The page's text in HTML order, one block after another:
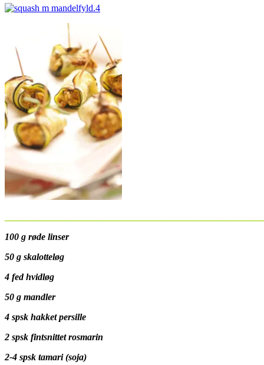
100 g røde linser
50 g skalotteløg
4 fed hvidløg
50 g mandler
4 spsk hakket persille
2 spsk fintsnittet rosmarin
2-4 spsk tamari (soja)